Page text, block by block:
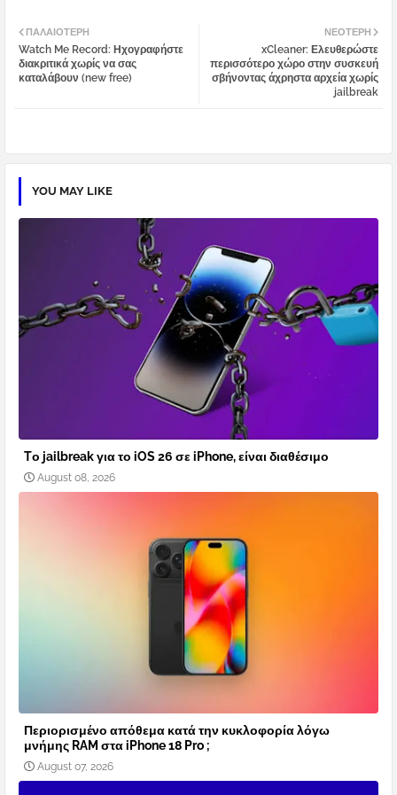
tter
ΝΕΌΤΕΡΗ
xCleaner: Ελευθερώστε
περισσότερο χώρο στην συσκευή
σβήνοντας άχρηστα αρχεία χωρίς
jailbreak
ΠΑΛΑΙΌΤΕΡΗ
Watch Me Record: Ηχογραφήστε
διακριτικά χωρίς να σας
καταλάβουν (new free)
YOU MAY LIKE
Tο jailbreak για το iOS 26 σε iPhone, είναι διαθέσιμο
August 08, 2026
Περιορισμένο απόθεμα κατά την κυκλοφορία λόγω
μνήμης RAM στα iPhone 18 Pro ;
August 07, 2026